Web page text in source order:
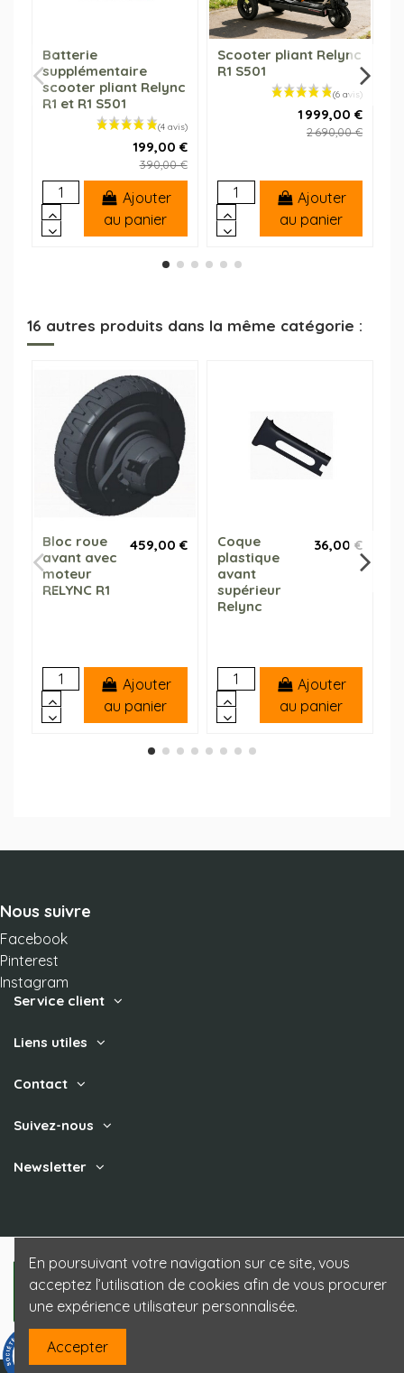
Batterie
supplémentaire
scooter pliant Relync
R1 et R1 S501
199,00 €
390,00 €
Ajouter
au panier
Scooter pliant Relync
R1 S501
1 999,00 €
2 690,00 €
Ajouter
au panier
16 autres produits dans la même catégorie :
Bloc roue
avant avec
moteur
RELYNC R1
459,00 €
Ajouter
au panier
Coque
plastique
avant
supérieur
Relync
36,00 €
Ajouter
au panier
Nous suivre
Facebook
Pinterest
Instagram
Service client
Liens utiles
Contact
Suivez-nous
Newsletter
En poursuivant votre navigation sur ce site, vous
acceptez l’utilisation de cookies afin de vous procurer
une expérience utilisateur personnalisée.
Accepter